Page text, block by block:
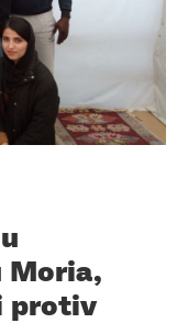
Moria,
protiv